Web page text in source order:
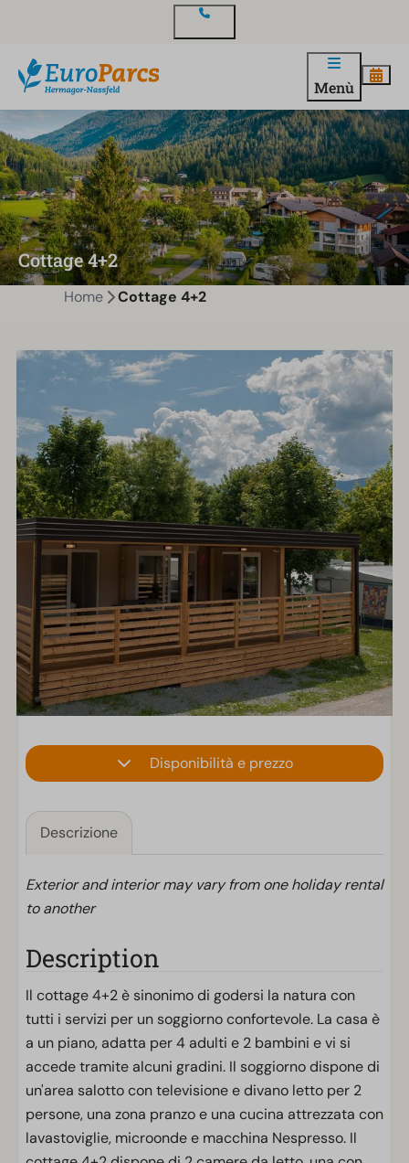
Menù
Cottage 4+2
Home Cottage 4+2
Disponibilità e prezzo
Descrizione
Exterior and interior may vary from one holiday rental
to another
Description
Il cottage 4+2 è sinonimo di godersi la natura con
tutti i servizi per un soggiorno confortevole. La casa è
a un piano, adatta per 4 adulti e 2 bambini e vi si
accede tramite alcuni gradini. Il soggiorno dispone di
un'area salotto con televisione e divano letto per 2
persone, una zona pranzo e una cucina attrezzata con
lavastoviglie, microonde e macchina Nespresso. Il